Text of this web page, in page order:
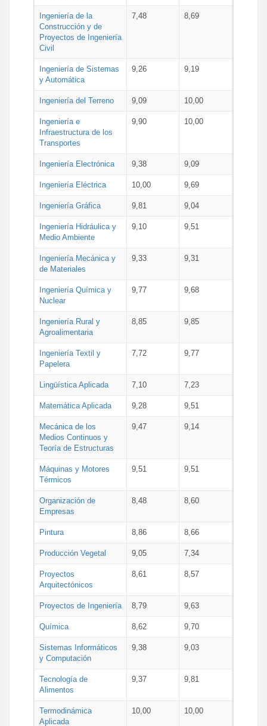
Ingeniería de la
Construcción y de
Proyectos de Ingeniería
Civil
7,48 8,69
Ingeniería de Sistemas
y Automática
9,26 9,19
Ingeniería del Terreno 9,09 10,00
Ingeniería e
Infraestructura de los
Transportes
9,90 10,00
Ingeniería Electrónica 9,38 9,09
Ingeniería Eléctrica 10,00 9,69
Ingeniería Gráfica 9,81 9,04
Ingeniería Hidráulica y
Medio Ambiente
9,10 9,51
Ingeniería Mecánica y
de Materiales
9,33 9,31
Ingeniería Química y
Nuclear
9,77 9,68
Ingeniería Rural y
Agroalimentaria
8,85 9,85
Ingeniería Textil y
Papelera
7,72 9,77
Lingüística Aplicada 7,10 7,23
Matemática Aplicada 9,28 9,51
Mecánica de los
Medios Continuos y
Teoría de Estructuras
9,47 9,14
Máquinas y Motores
Térmicos
9,51 9,51
Organización de
Empresas
8,48 8,60
Pintura 8,86 8,66
Producción Vegetal 9,05 7,34
Proyectos
Arquitectónicos
8,61 8,57
Proyectos de Ingeniería 8,79 9,63
Química 8,62 9,70
Sistemas Informáticos
y Computación
9,38 9,03
Tecnología de
Alimentos
9,37 9,81
Termodinámica
Aplicada
10,00 10,00